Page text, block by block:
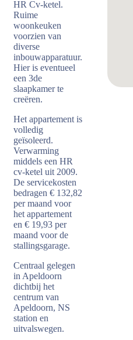
HR Cv-ketel.
Ruime
woonkeuken
voorzien van
diverse
inbouwapparatuur.
Hier is eventueel
een 3de
slaapkamer te
creëren.
Het appartement is
volledig
geïsoleerd.
Verwarming
middels een HR
cv-ketel uit 2009.
De servicekosten
bedragen € 132,82
per maand voor
het appartement
en € 19,93 per
maand voor de
stallingsgarage.
Centraal gelegen
in Apeldoorn
dichtbij het
centrum van
Apeldoorn, NS
station en
uitvalswegen.